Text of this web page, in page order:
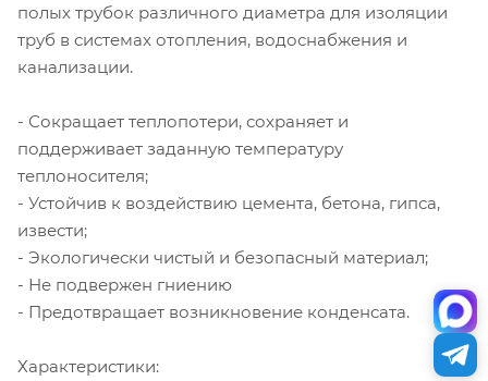
полых трубок различного диаметра для изоляции
труб в системах отопления, водоснабжения и
канализации.
- Сокращает теплопотери, сохраняет и
поддерживает заданную температуру
теплоносителя;
- Устойчив к воздействию цемента, бетона, гипса,
извести;
- Экологически чистый и безопасный материал;
- Не подвержен гниению
- Предотвращает возникновение конденсата.
Характеристики: